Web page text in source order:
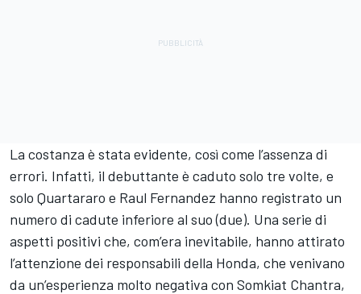
La costanza è stata evidente, così come l’assenza di
errori. Infatti, il debuttante è caduto solo tre volte, e
solo Quartararo e Raul Fernandez hanno registrato un
numero di cadute inferiore al suo (due). Una serie di
aspetti positivi che, com’era inevitabile, hanno attirato
l’attenzione dei responsabili della Honda, che venivano
da un’esperienza molto negativa con Somkiat Chantra,